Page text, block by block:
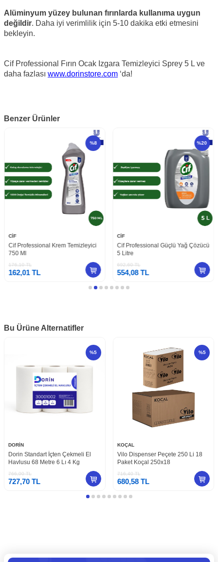
Alüminyum yüzey bulunan fırınlarda kullanıma uygun
değildir. Daha iyi verimlilik için 5-10 dakika etki etmesini
bekleyin.
Cif Professional Fırın Ocak Izgara Temizleyici Sprey 5 L ve
daha fazlası www.dorinstore.com ‘da!
Benzer Ürünler
Krem Temizleyici
Cif Professional Güçlü Yağ Çözücü
692,60 TL
554,08TL
Cif
277,00 TL
254,84
Bu Ürüne Alternatifler
%5
DORİN
Dorin Standart İçten Çekmeli El
Havlusu 68 Metre 6 Lı 4 Kg
766,00TL
727,70 TL
%5
KOÇAL
Vilo Dispenser Peçete 250 Li 18
Paket Koçal 250x18
716,40TL
680,58TL